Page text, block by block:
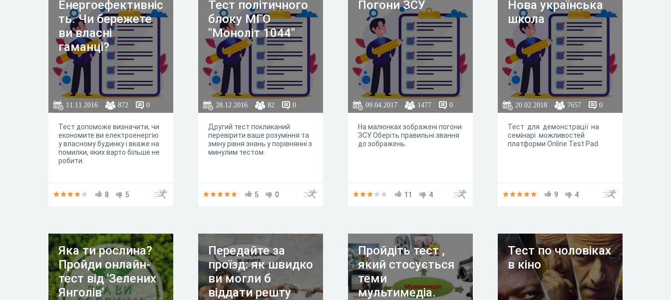
самоаналізу та рефлексії з
приводу того, що для вас
справді важливо.
ффффффффффффффффффф
ффффффффффффффффффф
ффффффффффффффффффф
ффффффффффффффффффф
ффффффффффффффффффф
Енергоефективніс
ть. Чи бережете
ви власні
гаманці?
11.11.2016 872 0
Тест допоможе визначити, чи
економите ви електроенергію
у власному будинку і вкаже на
помилки, яких варто більше не
робити.
8 5
Тест політичного
блоку МГО
"Моноліт 1044"
28.12.2016 82 0
Другий тест покликаний
перевірити ваше розуміння та
зміну рівня знань у порівнянні з
минулим тестом.
5 0
Погони ЗСУ
09.04.2017 1477 0
На малюнках зображені погони
ЗСУ. Оберіть правильні звання
до зображень.
11 4
Нова українська
школа
20.02.2018 7657 0
Тест для демонстрації на
семінарі можливостей
платформи Online Test Pad
9 4
Яка ти рослина?
Пройди онлайн-
тест від 'Зелених
Янголів'
Передайте за
проїзд: як швидко
ви могли б
віддати решту
Пройдіть тест ,
який стосується
теми
мультимедіа.
Тест по чоловіках
в кіно